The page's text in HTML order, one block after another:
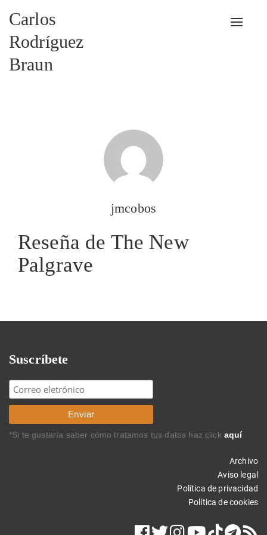
Carlos
Rodríguez
Braun
jmcobos
Reseña de The New
Palgrave
Suscríbete
*Si te gustaría saber cómo tratamos tus datos haz click aquí
Archivo
Aviso legal
Política de privacidad
Política de cookies